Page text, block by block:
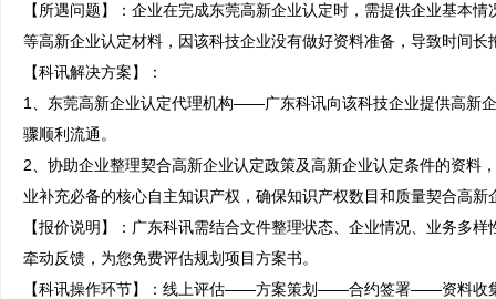
【所遇问题】：企业在完成东莞高新企业认定时，需提供企业基本
等高新企业认定材料，因该科技企业没有做好资料准备，导致时间长
【科讯解决方案】：
1、东莞高新企业认定代理机构——广东科讯向该科技企业提供高新
骤顺利流通。
2、协助企业整理契合高新企业认定政策及高新企业认定条件的资料
业补充必备的核心自主知识产权，确保知识产权数目和质量契合高新
【报价说明】：广东科讯需结合文件整理状态、企业情况、业务多
牵动反馈，为您免费评估规划项目方案书。
【科讯操作环节】：线上评估——方案策划——合约签署——资料